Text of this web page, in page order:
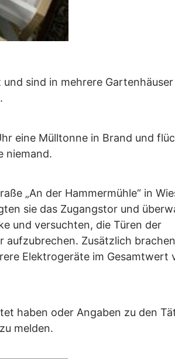
sind in mehrere Gartenhäuser
eine Mülltonne in Brand und
niemand.
„An der Hammermühle“ in
sie das Zugangstor und
und versuchten, die Türen der
aufzubrechen. Zusätzlich
Elektrogeräte im Gesamtwert
haben oder Angaben zu den
melden.